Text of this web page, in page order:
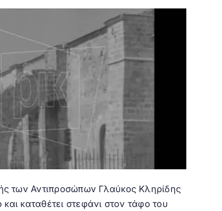
των Αντιπροσώπων Γλαύκος Κληρίδης
και καταθέτει στεφάνι στον τάφο του